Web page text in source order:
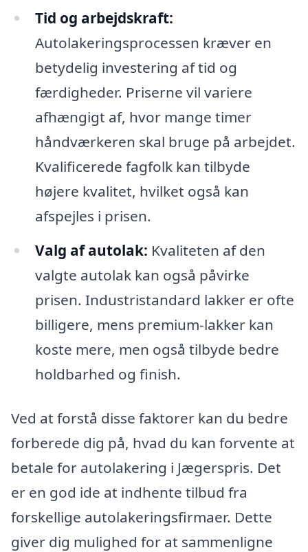
Tid og arbejdskraft:
Autolakeringsprocessen kræver en
betydelig investering af tid og
færdigheder. Priserne vil variere
afhængigt af, hvor mange timer
håndværkeren skal bruge på arbejdet.
Kvalificerede fagfolk kan tilbyde
højere kvalitet, hvilket også kan
afspejles i prisen.
Valg af autolak: Kvaliteten af den
valgte autolak kan også påvirke
prisen. Industristandard lakker er ofte
billigere, mens premium-lakker kan
koste mere, men også tilbyde bedre
holdbarhed og finish.
Ved at forstå disse faktorer kan du bedre
forberede dig på, hvad du kan forvente at
betale for autolakering i Jægerspris. Det
er en god ide at indhente tilbud fra
forskellige autolakeringsfirmaer. Dette
giver dig mulighed for at sammenligne